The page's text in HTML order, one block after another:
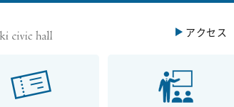
アクセス